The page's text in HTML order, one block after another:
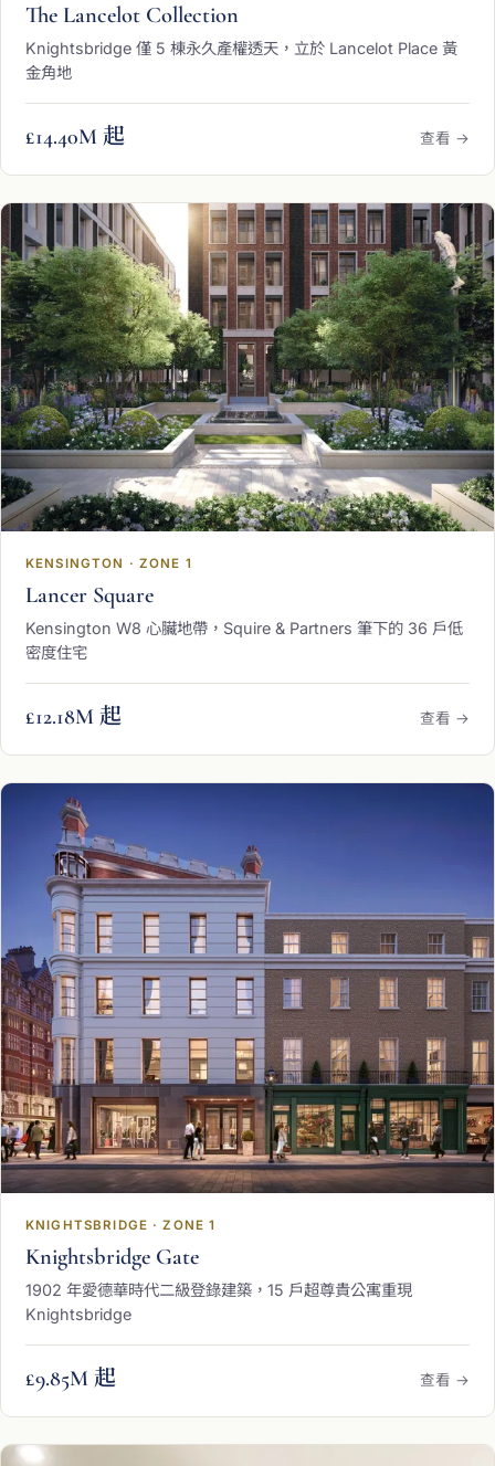
The Lancelot Collection
Knightsbridge 僅 5 棟永久產權透天，立於 Lancelot Place 黃
金角地
£14.40M 起 查看 →
KENSINGTON · ZONE 1
Lancer Square
Kensington W8 心臟地帶，Squire & Partners 筆下的 36 戶低
密度住宅
£12.18M 起 查看 →
KNIGHTSBRIDGE · ZONE 1
Knightsbridge Gate
1902 年愛德華時代二級登錄建築，15 戶超尊貴公寓重現
Knightsbridge
£9.85M 起 查看 →